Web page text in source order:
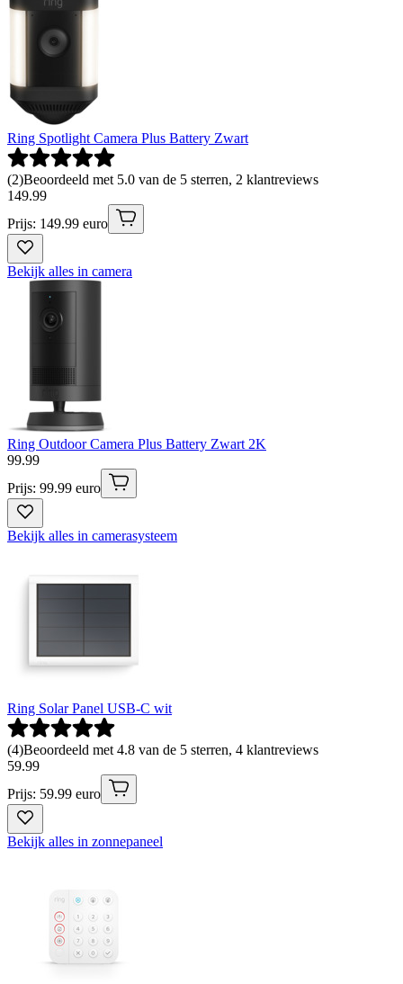
Ring Spotlight Camera Plus Battery Zwart
(2)Beoordeeld met 5.0 van de 5 sterren, 2 klantreviews
149.99
Prijs: 149.99 euro
Bekijk alles in camera
Ring Outdoor Camera Plus Battery Zwart 2K
99.99
Prijs: 99.99 euro
Bekijk alles in camerasysteem
Ring Solar Panel USB-C wit
(4)Beoordeeld met 4.8 van de 5 sterren, 4 klantreviews
59.99
Prijs: 59.99 euro
Bekijk alles in zonnepaneel